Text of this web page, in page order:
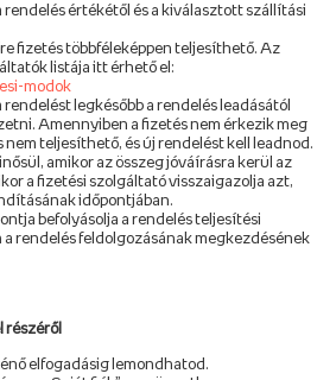
értékétől és a kiválasztott szállítási
fizetés többféleképpen teljesíthető. Az
listája itt érhető el:
modok
legkésőbb a rendelés leadásától
Amennyiben a fizetés nem érkezik meg
teljesíthető, és új rendelést kell leadnod.
amikor az összeg jóváírásra kerül az
a fizetési szolgáltató visszaigazolja azt,
időpontjában.
befolyásolja a rendelés teljesítési
rendelés feldolgozásának megkezdésének
részéről
elfogadásig lemondhatod.